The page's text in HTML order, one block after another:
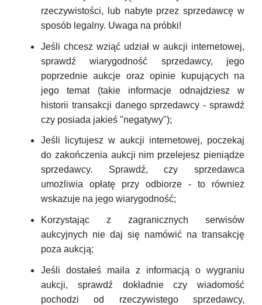
rzeczywistości, lub nabyte przez sprzedawcę w
sposób legalny. Uwaga na próbki!
Jeśli chcesz wziąć udział w aukcji internetowej,
sprawdź wiarygodność sprzedawcy, jego
poprzednie aukcje oraz opinie kupujących na
jego temat (takie informacje odnajdziesz w
historii transakcji danego sprzedawcy - sprawdź
czy posiada jakieś "negatywy");
Jeśli licytujesz w aukcji internetowej, poczekaj
do zakończenia aukcji nim przelejesz pieniądze
sprzedawcy. Sprawdź, czy sprzedawca
umożliwia opłatę przy odbiorze - to również
wskazuje na jego wiarygodność;
Korzystając z zagranicznych serwisów
aukcyjnych nie daj się namówić na transakcję
poza aukcją;
Jeśli dostałeś maila z informacją o wygraniu
aukcji, sprawdź dokładnie czy wiadomość
pochodzi od rzeczywistego sprzedawcy,